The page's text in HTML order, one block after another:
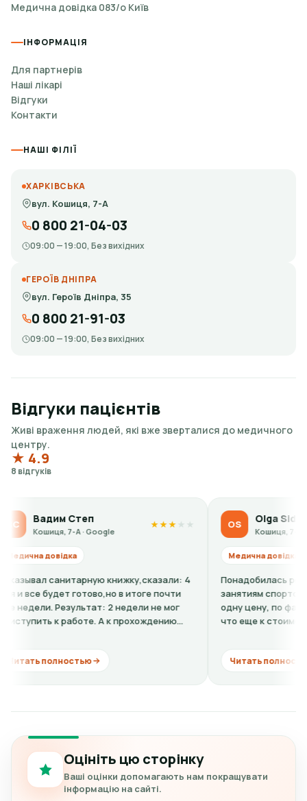
Медична довідка 083/о Київ
ІНФОРМАЦІЯ
Для партнерів
Наші лікарі
Відгуки
Контакти
НАШІ ФІЛІЇ
ХАРКІВСЬКА
вул. Кошиця, 7-А
0 800 21-04-03
09:00 — 19:00, Без вихідних
ГЕРОЇВ ДНІПРА
вул. Героїв Дніпра, 35
0 800 21-91-03
09:00 — 19:00, Без вихідних
Відгуки пацієнтів
Живі враження людей, які вже зверталися до медичного
центру.
★ 4.9
8 відгуків
Степ
7-А · Google
книжку,сказали: 4
готово,но в итоге почти
2 недели не мог
работе. А к прохождению
OS Olga Sidorova
Кошиця, 7-А · Google
Медична довідка
Понадобилась ребенку
занятиям спортом. По
одну цену, по факту в клинике
что еще к стоимости нужно
Читать полностью
Оцініть цю сторінку
Ваші оцінки допомагають нам покращувати
інформацію на сайті.